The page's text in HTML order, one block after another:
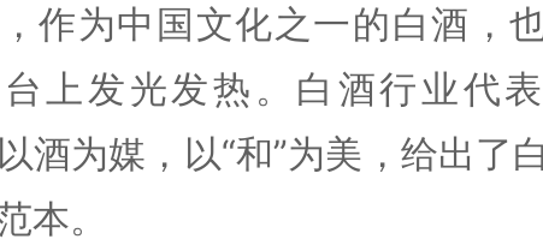
作为中国文化之一的白酒，
上发光发热。白酒行业代
酒为媒，以“和”为美，给出了
本。